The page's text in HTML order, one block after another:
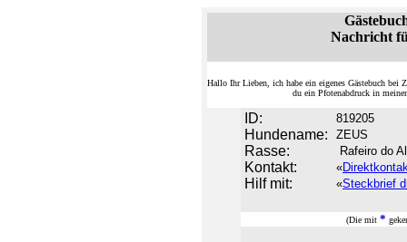
Nachricht
Hallo Ihr Lieben, ich habe ein eigenes Gästebuch bei
du ein Pfotenabdruck in
ID: 819205
Hundename: ZEUS
Rasse: Rafeiro do
Kontakt: «
Hilf mit: «Steckbrief
(Die mit *